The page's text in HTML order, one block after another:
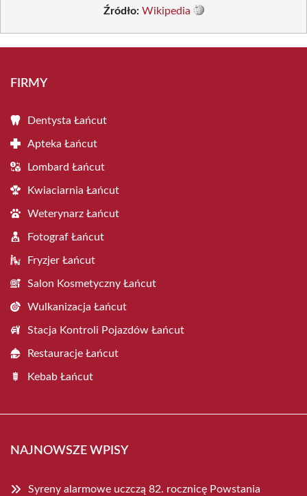
Źródło: Wikipedia
FIRMY
Dentysta Łańcut
Apteka Łańcut
Lombard Łańcut
Kwiaciarnia Łańcut
Weterynarz Łańcut
Fotograf Łańcut
Fryzjer Łańcut
Salon Kosmetyczny Łańcut
Wulkanizacja Łańcut
Stacja Kontroli Pojazdów Łańcut
Restauracje Łańcut
Kebab Łańcut
NAJNOWSZE WPISY
Syreny alarmowe uczczą 82. rocznicę Powstania